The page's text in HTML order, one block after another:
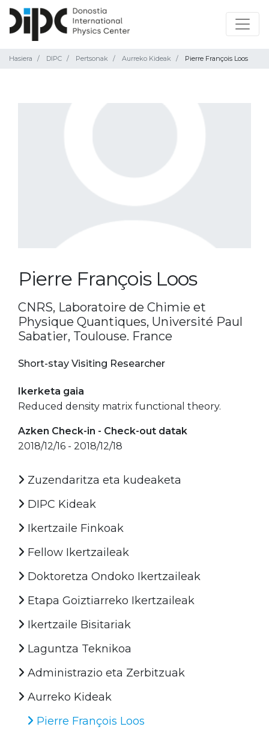
Hasiera DIPC Pertsonak Aurreko Kideak Pierre François Loos
Pierre François Loos
CNRS, Laboratoire de Chimie et
Physique Quantiques, Université Paul
Sabatier, Toulouse. France
Short-stay Visiting Researcher
Ikerketa gaia
Reduced density matrix functional theory.
Azken Check-in - Check-out datak
2018/12/16 - 2018/12/18
Zuzendaritza eta kudeaketa
DIPC Kideak
Ikertzaile Finkoak
Fellow Ikertzaileak
Doktoretza Ondoko Ikertzaileak
Etapa Goiztiarreko Ikertzaileak
Ikertzaile Bisitariak
Laguntza Teknikoa
Administrazio eta Zerbitzuak
Aurreko Kideak
Pierre François Loos